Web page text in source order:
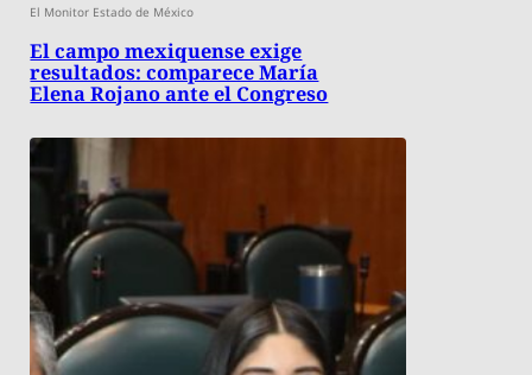
El Monitor Estado de México
El campo mexiquense exige
resultados: comparece María
Elena Rojano ante el Congreso